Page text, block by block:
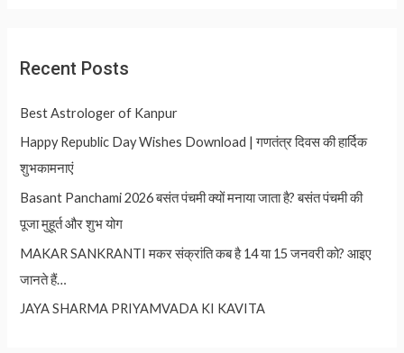
Recent Posts
Best Astrologer of Kanpur
Happy Republic Day Wishes Download | गणतंत्र दिवस की हार्दिक
शुभकामनाएं
Basant Panchami 2026 बसंत पंचमी क्यों मनाया जाता है? बसंत पंचमी की
पूजा मुहूर्त और शुभ योग
MAKAR SANKRANTI मकर संक्रांति कब है 14 या 15 जनवरी को? आइए
जानते हैं…
JAYA SHARMA PRIYAMVADA KI KAVITA